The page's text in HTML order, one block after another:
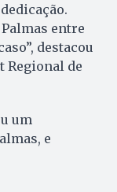
entre
destacou
Regional de
um
e